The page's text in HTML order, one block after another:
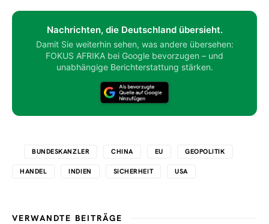
Nachrichten, die Deutschland übersieht.
Damit Sie weiterhin sehen, was andere übersehen:
FOKUS AFRIKA bei Google bevorzugen – und
unabhängige Berichterstattung stärken.
BUNDESKANZLER CHINA EU GEOPOLITIK
HANDEL INDIEN SICHERHEIT USA
VERWANDTE BEITRÄGE